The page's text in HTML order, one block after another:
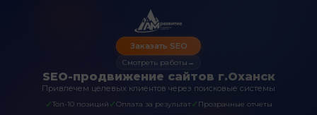
SEO-продвижение сайтов г.Оханск
Привлечем целевых клиентов через поисковые системы
✓Топ-10 позиций ✓Оплата за результат✓ Прозрачные отчеты
Заказать SEO
Смотреть работы →